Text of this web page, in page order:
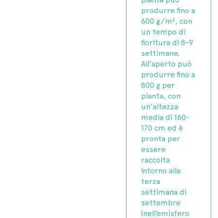
produrre fino a
600 g/m², con
un tempo di
fioritura di 8-9
settimane.
All’aperto può
produrre fino a
800 g per
pianta, con
un’altezza
media di 160-
170 cm ed è
pronta per
essere
raccolta
intorno alla
terza
settimana di
settembre
(nell’emisfero